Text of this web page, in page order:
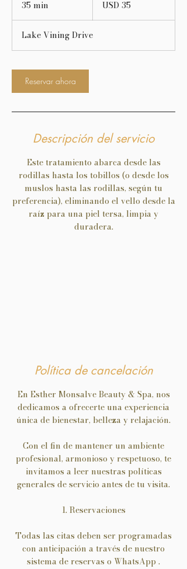
35 min
5
m
i
estadounidenses
USD 35
Lake Vining Drive
Reservar ahora
Descripción del servicio
Este tratamiento abarca desde las
rodillas hasta los tobillos (o desde los
muslos hasta las rodillas, según tu
preferencia), eliminando el vello desde la
raíz para una piel tersa, limpia y
duradera.
Política de cancelación
En Esther Monsalve Beauty & Spa, nos
dedicamos a ofrecerte una experiencia
única de bienestar, belleza y relajación.
Con el fin de mantener un ambiente
profesional, armonioso y respetuoso, te
invitamos a leer nuestras políticas
generales de servicio antes de tu visita.
1. Reservaciones
Todas las citas deben ser programadas
con anticipación a través de nuestro
sistema de reservas o WhatsApp .